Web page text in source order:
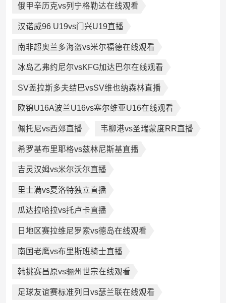
俄甲辛历克vs列宁格勒达在线观看
汉诺威96 U19vs门兴U19直播
南非超奥兰多海盗vs米尔福德在线观看
冰岛乙弗约尼尔vsKFG加达巴尔在线观看
SV盖拉斯多夫结巴vsSV维也纳森林直播
欧锦U16A波兰U16vs塞尔维亚U16在线观看
佩托尼vs西郊直播 韦柳港vs圣瑞蒙度RR直播
希罗基布里耶格vs兹林尼斯基直播
吉灵汉姆vs米尔沃尔直播
里士满vs夏洛特独立直播
瓜达拉哈拉vs托卢卡直播
日地区赛拉维尼罗索vs德岛在线观看
南国老鹰vs布里斯班骑士直播
韩挑赛昌原vs骊州世宗在线观看
足球友谊赛标准列日vs瑟兰联在线观看